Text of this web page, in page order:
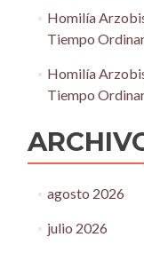
Homilía
Tiempo
Homilía
Tiempo
agosto 2026
julio 2026